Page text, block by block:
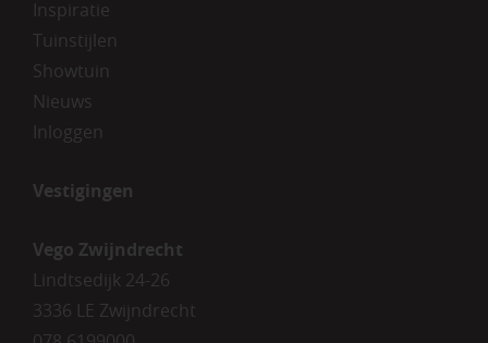
Inspiratie
Tuinstijlen
Showtuin
Nieuws
Inloggen
Vestigingen
Vego Zwijndrecht
Lindtsedijk 24-26
3336 LE Zwijndrecht